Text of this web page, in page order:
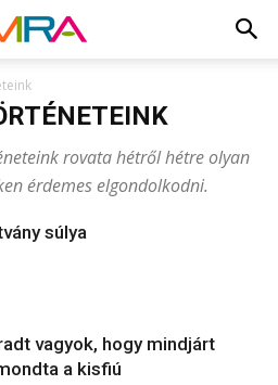
rovata hétről hétre olyan
érdemes elgondolkodni.
súlya
vagyok, hogy mindjárt
a kisfiú